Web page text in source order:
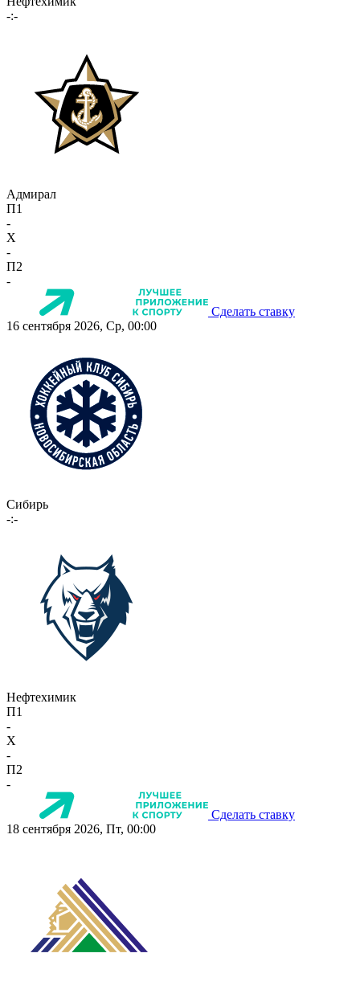
-:-
Адмирал
П1
-
X
-
П2
-
Сделать ставку
16 сентября 2026, Ср, 00:00
Сибирь
-:-
Нефтехимик
П1
-
X
-
П2
-
Сделать ставку
18 сентября 2026, Пт, 00:00